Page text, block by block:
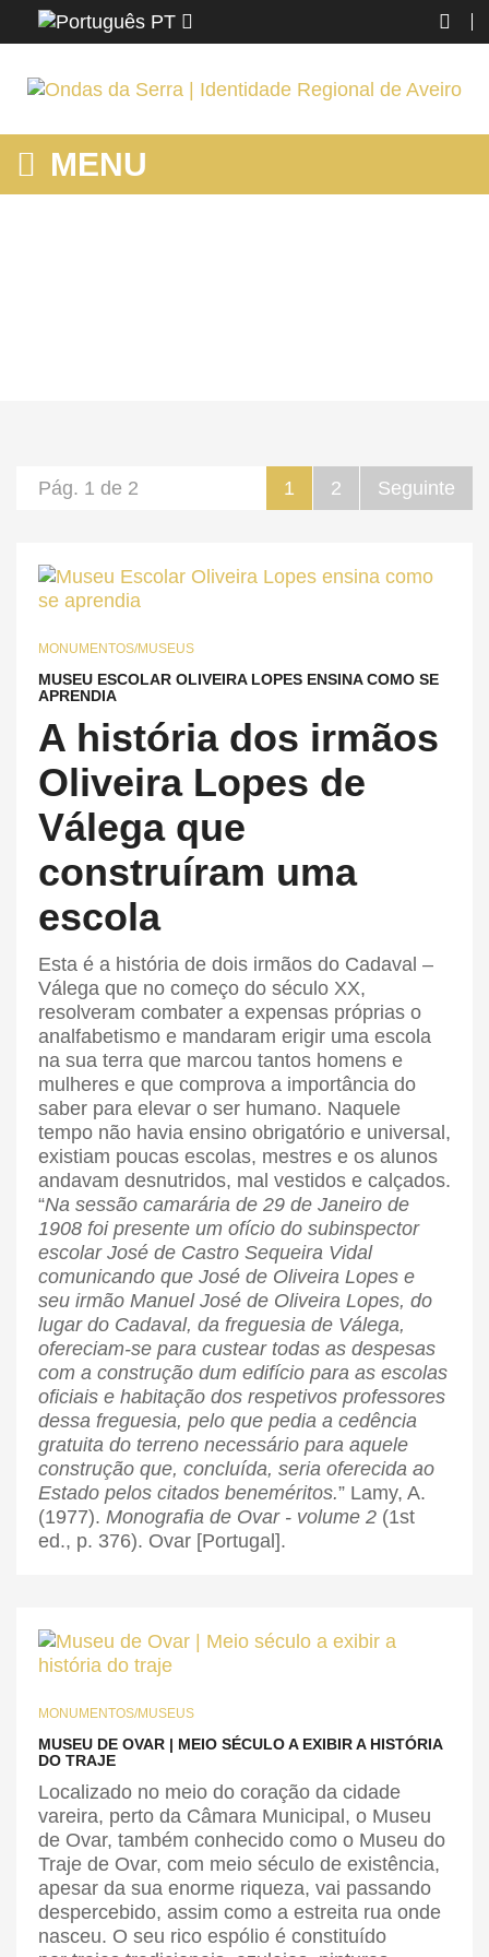
PT
MENU
1 2 Seguinte
Pág. 1 de 2
MONUMENTOS/MUSEUS
MUSEU ESCOLAR OLIVEIRA LOPES ENSINA COMO SE
APRENDIA
A história dos irmãos
Oliveira Lopes de
Válega que
construíram uma
escola
Esta é a história de dois irmãos do Cadaval –
Válega que no começo do século XX,
resolveram combater a expensas próprias o
analfabetismo e mandaram erigir uma escola
na sua terra que marcou tantos homens e
mulheres e que comprova a importância do
saber para elevar o ser humano. Naquele
tempo não havia ensino obrigatório e universal,
existiam poucas escolas, mestres e os alunos
andavam desnutridos, mal vestidos e calçados.
“Na sessão camarária de 29 de Janeiro de
1908 foi presente um ofício do subinspector
escolar José de Castro Sequeira Vidal
comunicando que José de Oliveira Lopes e
seu irmão Manuel José de Oliveira Lopes, do
lugar do Cadaval, da freguesia de Válega,
ofereciam-se para custear todas as despesas
com a construção dum edifício para as escolas
oficiais e habitação dos respetivos professores
dessa freguesia, pelo que pedia a cedência
gratuita do terreno necessário para aquele
construção que, concluída, seria oferecida ao
Estado pelos citados beneméritos.” Lamy, A.
(1977). Monografia de Ovar - volume 2 (1st
ed., p. 376). Ovar [Portugal].
MONUMENTOS/MUSEUS
MUSEU DE OVAR | MEIO SÉCULO A EXIBIR A HISTÓRIA
DO TRAJE
Localizado no meio do coração da cidade
vareira, perto da Câmara Municipal, o Museu
de Ovar, também conhecido como o Museu do
Traje de Ovar, com meio século de existência,
apesar da sua enorme riqueza, vai passando
despercebido, assim como a estreita rua onde
nasceu. O seu rico espólio é constituído